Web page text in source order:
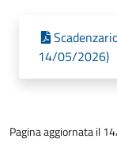
14/05/2026)
Pagina aggiornata il